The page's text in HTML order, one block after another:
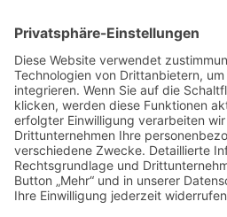
Eine philosophische Meditation
Tod und die Vergänglichkeit.
Mehr Infos zum E-Book →
E-Book
kostenlos
zum
Newsletter